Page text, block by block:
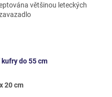
většinou leteckých
do 55 cm
20 cm